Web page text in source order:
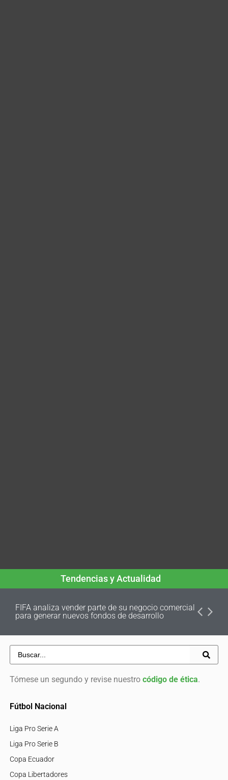
Tendencias y Actualidad
FIFA analiza vender parte de su negocio comercial
para generar nuevos fondos de desarrollo
Tómese un segundo y revise nuestro código de ética.
Fútbol Nacional
Liga Pro Serie A
Liga Pro Serie B
Copa Ecuador
Copa Libertadores